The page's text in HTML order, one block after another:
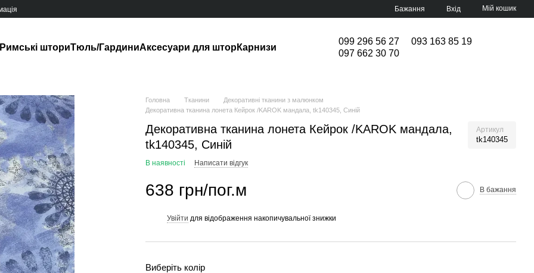
Бажання Вхід Мій кошик
Римські шториТюль/ГардиниАксесуари для шторКарнизи
099 296 56 27
093 163 85 19
097 662 30 70
Головна Тканини
Декоративні тканини з малюнком
Декоративна тканина лонета Кейрок /KAROK мандала, tk140345, Синій
Декоративна тканина лонета Кейрок /KAROK мандала,
tk140345, Синій
Артикул
tk140345
В наявності Написати відгук
638 грн/пог.м В бажання
Увійти для відображення накопичувальної знижки
Виберіть колір